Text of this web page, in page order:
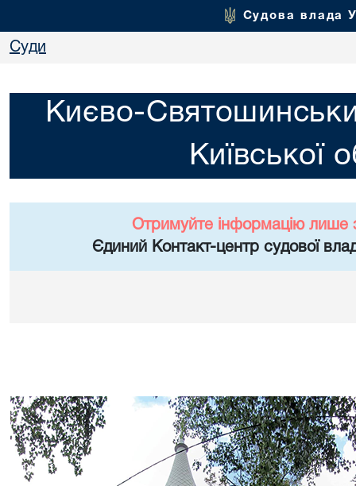
Судова влада
Суди
Києво-
Київської
Отримуйте інформацію лише
Єдиний Контакт-центр судової